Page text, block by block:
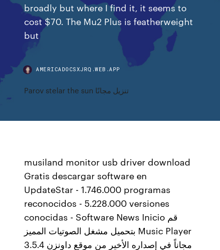
broadly but where I find it, it seems to
cost $70. The Mu2 Plus is featherweight
but
AMERICADOCSXJRQ.WEB.APP
Parov stelar the sun تنزيل مجانًا
musiland monitor usb driver download
Gratis descargar software en
UpdateStar - 1.746.000 programas
reconocidos - 5.228.000 versiones
conocidas - Software News Inicio قم
بتحميل مشغل الصوتيات المميز Music Player
3.5.4 مجاناً في إصداره الأخير من موقع داونزن